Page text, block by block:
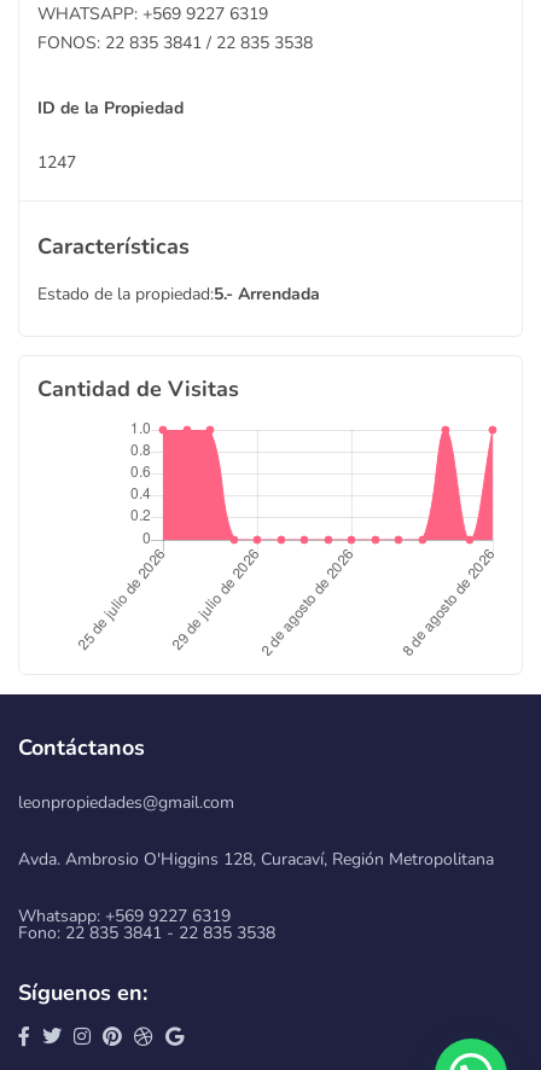
WHATSAPP: +569 9227 6319
FONOS: 22 835 3841 / 22 835 3538
ID de la Propiedad
1247
Características
Estado de la propiedad:5.- Arrendada
Cantidad de Visitas
Contáctanos
leonpropiedades@gmail.com
Avda. Ambrosio O'Higgins 128, Curacaví, Región Metropolitana
Whatsapp: +569 9227 6319
Fono: 22 835 3841 - 22 835 3538
Síguenos en: